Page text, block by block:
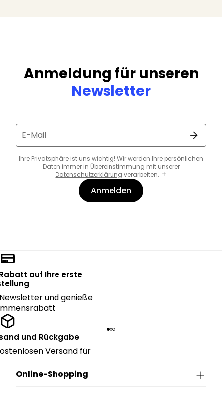
Anmeldung für unseren
Newsletter
E-Mail
Ihre Privatsphäre ist uns wichtig! Wir werden Ihre persönlichen
Daten immer in Übereinstimmung mit unserer
Datenschutzerklärung verarbeiten.
Anmelden
auf Ihre erste
und genieße
und Rückgabe
Versand für
Online-Shopping